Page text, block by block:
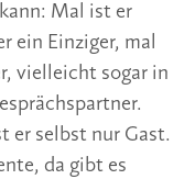
Mal ist er
ein Einziger, mal
vielleicht sogar in
er selbst nur Gast.
da gibt es